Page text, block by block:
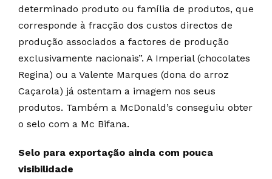
determinado produto ou família de produtos, que
corresponde à fracção dos custos directos de
produção associados a factores de produção
exclusivamente nacionais”. A Imperial (chocolates
Regina) ou a Valente Marques (dona do arroz
Caçarola) já ostentam a imagem nos seus
produtos. Também a McDonald’s conseguiu obter
o selo com a Mc Bifana.
Selo para exportação ainda com pouca
visibilidade